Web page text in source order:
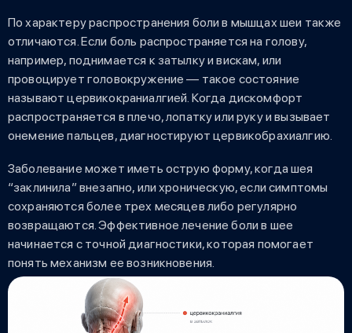
По характеру распространения боли в мышцах шеи также
отличаются. Если боль распространяется на голову,
например, поднимается к затылку и вискам, или
провоцирует головокружение — такое состояние
называют цервикокраниалгией. Когда дискомфорт
распространяется в плечо, лопатку или руку и вызывает
онемение пальцев, диагностируют цервикобрахиалгию.
Заболевание может иметь острую форму, когда шея
“заклинила” внезапно, или хроническую, если симптомы
сохраняются более трех месяцев либо регулярно
возвращаются. Эффективное лечение боли в шее
начинается с точной диагностики, которая помогает
понять механизм ее возникновения.